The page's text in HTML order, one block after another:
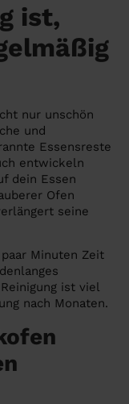
ist,
nur unschön
und
Essensreste
entwickeln
dein Essen
Ofen
seine
Minuten Zeit
ist viel
nach Monaten.